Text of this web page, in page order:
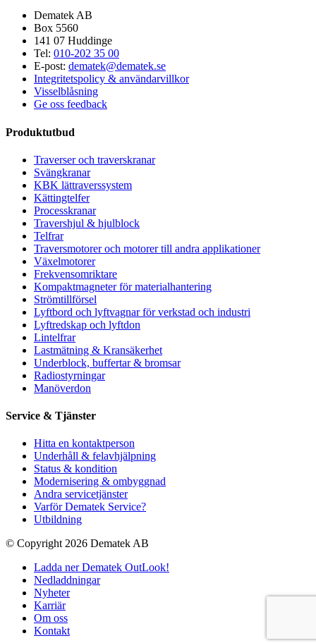
Dematek AB
Box 5560
141 07 Huddinge
Tel: 010-202 35 00
E-post: dematek@dematek.se
Integritetspolicy & användarvillkor
Visselblåsning
Ge oss feedback
Produktutbud
Traverser och traverskranar
Svängkranar
KBK lättraverssystem
Kättingtelfer
Processkranar
Travershjul & hjulblock
Telfrar
Traversmotorer och motorer till andra applikationer
Växelmotorer
Frekvensomriktare
Kompaktmagneter för materialhantering
Strömtillförsel
Lyftbord och lyftvagnar för verkstad och industri
Lyftredskap och lyftdon
Lintelfrar
Lastmätning & Kransäkerhet
Underblock, buffertar & bromsar
Radiostyrningar
Manöverdon
Service & Tjänster
Hitta en kontaktperson
Underhåll & felavhjälpning
Status & kondition
Modernisering & ombyggnad
Andra servicetjänster
Varför Dematek Service?
Utbildning
© Copyright 2026 Dematek AB
Ladda ner Dematek OutLook!
Nedladdningar
Nyheter
Karriär
Om oss
Kontakt